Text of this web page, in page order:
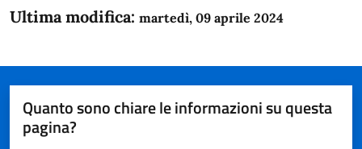
Ultima modifica: martedì, 09 aprile 2024
Quanto sono chiare le informazioni su questa
pagina?